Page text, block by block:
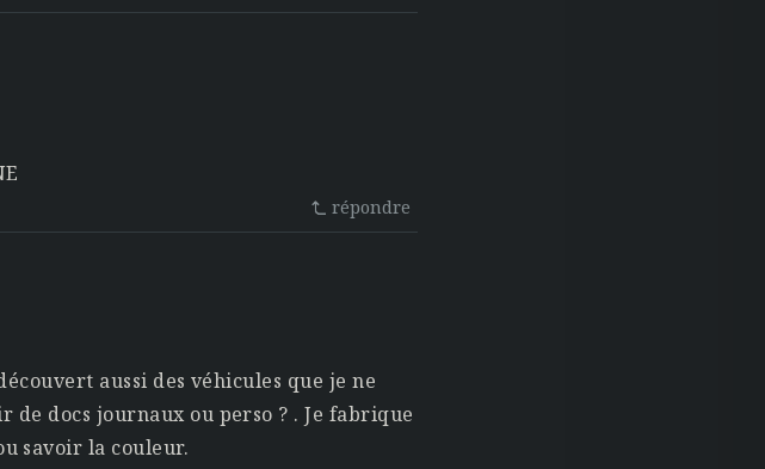
répondre
aussi des véhicules que je ne
de docs journaux ou perso ? . Je fabrique
savoir la couleur.